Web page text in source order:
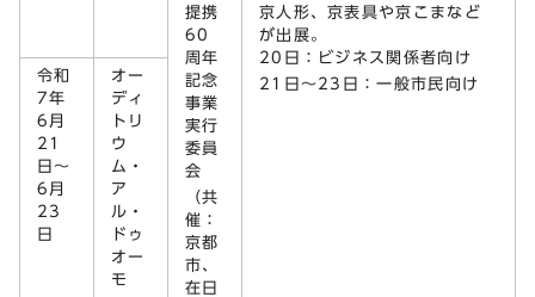
提携
60
周年
記念
事業
実行
委員
会
（共
催：
京都
市、
在日
京人形、京表具や京こまなど
が出展。
20日：ビジネス関係者向け
21日～23日：一般市民向け
令和
7年
6月
21
日～
6月
23
日
オー
ディ
トリ
ウ
ム・
ア
ル・
ドゥ
オー
モ